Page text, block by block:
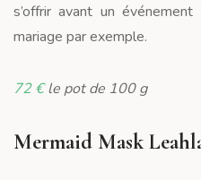
s’offrir avant un
mariage par exemple.
72 €le pot de 100 g
Mermaid Mask